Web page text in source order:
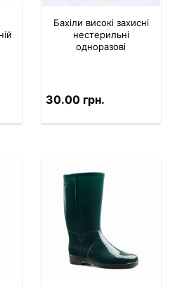
Бахіли високі захисні
нестерильні
одноразові
30.00 грн.